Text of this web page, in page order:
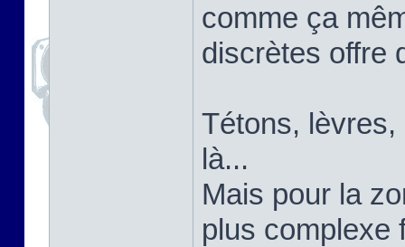
comme ça
discrètes offre
Tétons,
là...
Mais pour la
plus complexe